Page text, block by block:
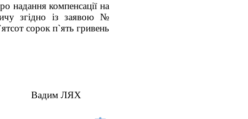
надання компенсації на
згідно із заявою №
сорок п`ять гривень
ЛЯХ